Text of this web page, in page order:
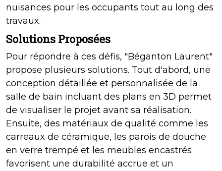
nuisances pour les occupants tout au long des
travaux.
Solutions Proposées
Pour répondre à ces défis, "Béganton Laurent"
propose plusieurs solutions. Tout d'abord, une
conception détaillée et personnalisée de la
salle de bain incluant des plans en 3D permet
de visualiser le projet avant sa réalisation.
Ensuite, des matériaux de qualité comme les
carreaux de céramique, les parois de douche
en verre trempé et les meubles encastrés
favorisent une durabilité accrue et un